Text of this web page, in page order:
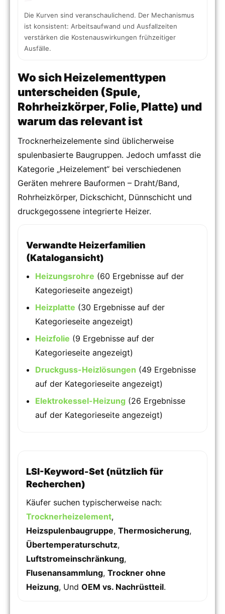
Die Kurven sind veranschaulichend. Der Mechanismus
ist konsistent: Arbeitsaufwand und Ausfallzeiten
verstärken die Kostenauswirkungen frühzeitiger
Ausfälle.
Wo sich Heizelementtypen
unterscheiden (Spule,
Rohrheizkörper, Folie, Platte) und
warum das relevant ist
Trocknerheizelemente sind üblicherweise
spulenbasierte Baugruppen. Jedoch umfasst die
Kategorie „Heizelement“ bei verschiedenen
Geräten mehrere Bauformen – Draht/Band,
Rohrheizkörper, Dickschicht, Dünnschicht und
druckgegossene integrierte Heizer.
Verwandte Heizerfamilien
(Katalogansicht)
Heizungsrohre (60 Ergebnisse auf der
Kategorieseite angezeigt)
Heizplatte (30 Ergebnisse auf der
Kategorieseite angezeigt)
Heizfolie (9 Ergebnisse auf der
Kategorieseite angezeigt)
Druckguss-Heizlösungen (49 Ergebnisse
auf der Kategorieseite angezeigt)
Elektrokessel-Heizung (26 Ergebnisse
auf der Kategorieseite angezeigt)
LSI-Keyword-Set (nützlich für
Recherchen)
Käufer suchen typischerweise nach:
Trocknerheizelement,
Heizspulenbaugruppe, Thermosicherung,
Übertemperaturschutz,
Luftstromeinschränkung,
Flusenansammlung, Trockner ohne
Heizung, Und OEM vs. Nachrüstteil.